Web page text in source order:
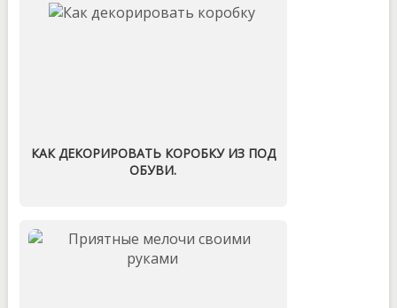
КАК ДЕКОРИРОВАТЬ КОРОБКУ ИЗ ПОД
ОБУВИ.